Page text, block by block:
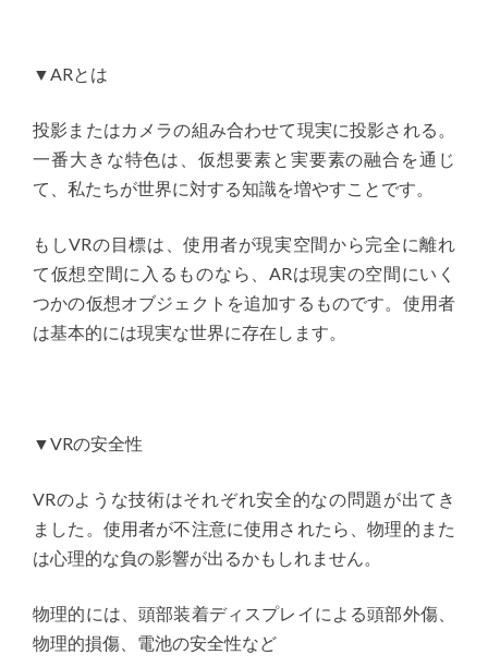
▼ARとは
投影またはカメラの組み合わせて現実に投影される。
一番大きな特色は、仮想要素と実要素の融合を通じ
て、私たちが世界に対する知識を増やすことです。
もしVRの目標は、使用者が現実空間から完全に離れ
て仮想空間に入るものなら、ARは現実の空間にいく
つかの仮想オブジェクトを追加するものです。使用者
は基本的には現実な世界に存在します。
▼VRの安全性
VRのような技術はそれぞれ安全的なの問題が出てき
ました。使用者が不注意に使用されたら、物理的また
は心理的な負の影響が出るかもしれません。
物理的には、頭部装着ディスプレイによる頭部外傷、
物理的損傷、電池の安全性など